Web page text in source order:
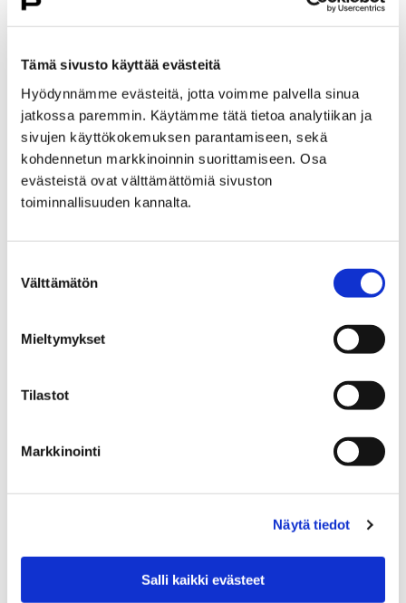
Tämä sivusto käyttää evästeitä
Hyödynnämme evästeitä, jotta voimme palvella sinua
jatkossa paremmin. Käytämme tätä tietoa analytiikan ja
sivujen käyttökokemuksen parantamiseen, sekä
kohdennetun markkinoinnin suorittamiseen. Osa
evästeistä ovat välttämättömiä sivuston
toiminnallisuuden kannalta.
valinta
Välttämätön
Mieltymykset
Tilastot
Markkinointi
Näytä tiedot
Salli kaikki evästeet
The Ark Nature Centre
Home News archive
News archive
Exhibitions